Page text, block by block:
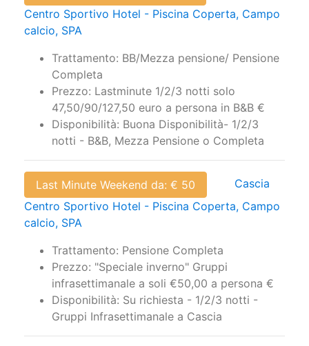
Centro Sportivo Hotel - Piscina Coperta, Campo
calcio, SPA
Trattamento: BB/Mezza pensione/ Pensione
Completa
Prezzo: Lastminute 1/2/3 notti solo
47,50/90/127,50 euro a persona in B&B €
Disponibilità: Buona Disponibilità- 1/2/3
notti - B&B, Mezza Pensione o Completa
Last Minute Weekend da: € 50
Cascia
Centro Sportivo Hotel - Piscina Coperta, Campo
calcio, SPA
Trattamento: Pensione Completa
Prezzo: "Speciale inverno" Gruppi
infrasettimanale a soli €50,00 a persona €
Disponibilità: Su richiesta - 1/2/3 notti -
Gruppi Infrasettimanale a Cascia